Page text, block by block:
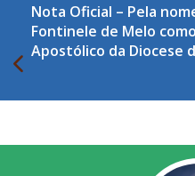
Nota Oficial – Pela
Fontinele de Melo
Apostólico da Diocese